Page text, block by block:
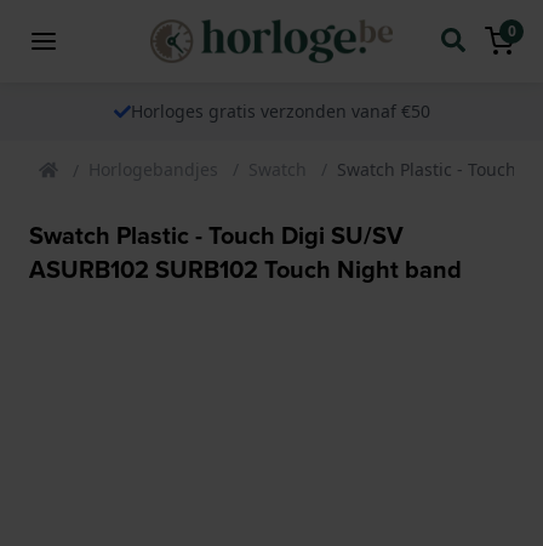
0
Horloges gratis verzonden vanaf €50
Horlogebandjes Swatch Swatch Plastic - Touch
Swatch Plastic - Touch Digi SU/SV
ASURB102 SURB102 Touch Night band